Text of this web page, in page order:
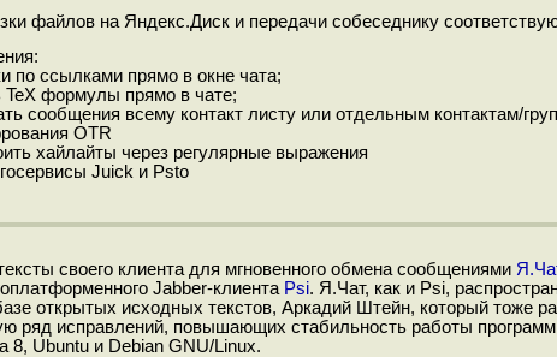
файлов на Яндекс.Диск и передачи собеседнику
по ссылками прямо в окне чата;
TeX формулы прямо в чате;
сообщения всему контакт листу или отдельным контактам/
OTR
хайлайты через регулярные выражения
Juick и Psto
своего клиента для мгновенного обмена сообщениями
Jabber-клиента Psi. Я.Чат, как и Psi,
открытых исходных текстов, Аркадий Штейн, который тоже
ряд исправлений, повышающих стабильность работы
8, Ubuntu и Debian GNU/Linux.